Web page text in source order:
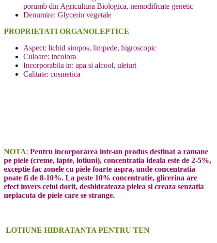
porumb din Agricultura Biologica, nemodificate genetic
Denumire: Glycerin vegetale
PROPRIETATI ORGANOLEPTICE
Aspect: lichid siropos, limpede, higroscopic
Culoare: incolora
Incorporabila in: apa si alcool, uleiuri
Calitate: cosmetica
NOTA: Pentru incorporarea intr-un produs destinat a ramane
pe piele (creme, lapte, lotiuni), concentratia ideala este de 2-5%,
exceptie fac zonele cu piele foarte aspra, unde concentratia
poate fi de 8-10%. La peste 10% concentratie, glicerina are
efect invers celui dorit, deshidrateaza pielea si creaza senzatia
neplacuta de piele care se strange.
LOTIUNE HIDRATANTA PENTRU TEN